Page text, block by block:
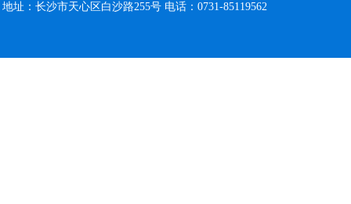
地址：长沙市天心区白沙路255号 电话：0731-85119562